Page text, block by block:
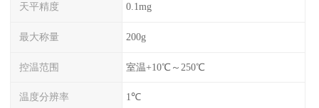
天平精度 0.1mg
最大称量 200g
控温范围 室温+10℃～250℃
温度分辨率 1℃